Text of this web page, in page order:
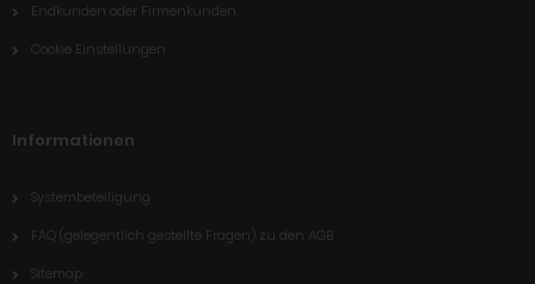
Endkunden oder Firmenkunden
Cookie Einstellungen
Informationen
Systembeteiligung
FAQ (gelegentlich gestellte Fragen) zu den AGB
Sitemap